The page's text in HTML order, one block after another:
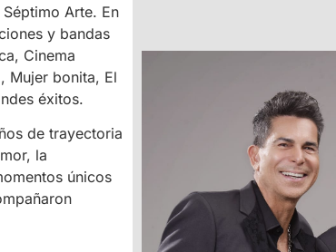
Arte. En
y bandas
Cinema
Mujer bonita, El
éxitos.
de trayectoria
la
únicos